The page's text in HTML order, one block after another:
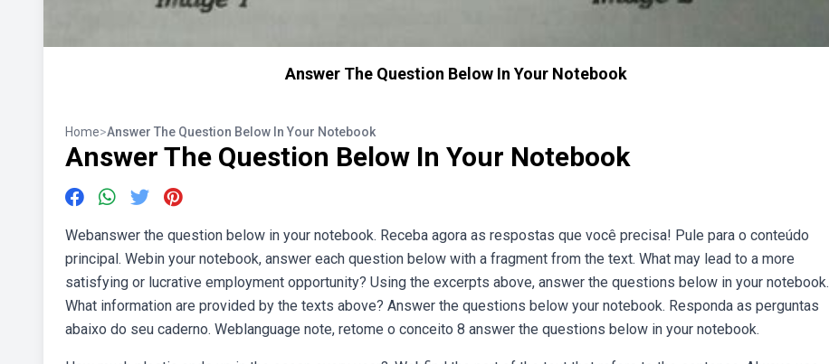
Answer The Question Below In Your Notebook
Home>Answer The Question Below In Your Notebook
Answer The Question Below In Your Notebook
Webanswer the question below in your notebook. Receba agora as respostas que você precisa! Pule para o conteúdo
principal. Webin your notebook, answer each question below with a fragment from the text. What may lead to a more
satisfying or lucrative employment opportunity? Using the excerpts above, answer the questions below in your notebook.
What information are provided by the texts above? Answer the questions below your notebook. Responda as perguntas
abaixo do seu caderno. Weblanguage note, retome o conceito 8 answer the questions below in your notebook.